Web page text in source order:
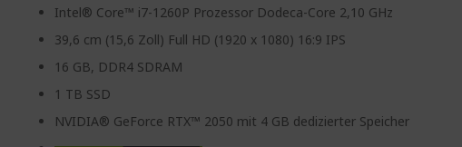
Intel® Core™ i7-1260P Prozessor Dodeca-Core 2,10 GHz
39,6 cm (15,6 Zoll) Full HD (1920 x 1080) 16:9 IPS
16 GB, DDR4 SDRAM
1 TB SSD
NVIDIA® GeForce RTX™ 2050 mit 4 GB dedizierter Speicher